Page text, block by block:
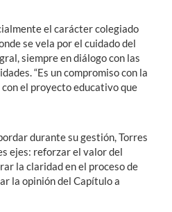
el carácter colegiado
se vela por el cuidado del
siempre en diálogo con las
“Es un compromiso con la
el proyecto educativo que
durante su gestión, Torres
ejes: reforzar el valor del
la claridad en el proceso de
la opinión del Capítulo a